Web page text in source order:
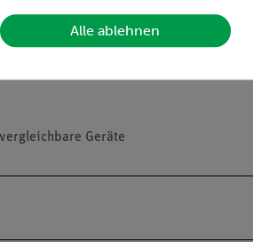
Geräte
Alle ablehnen